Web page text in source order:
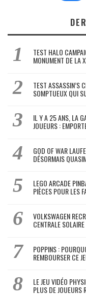
TEST HALO
MONUMENT DE LA
TEST ASSASSIN’S
SOMPTUEUX QUI
IL Y A 25 ANS, LA
JOUEURS :
GOD OF WAR
DÉSORMAIS
LEGO ARCADE
PIÈCES POUR LES
VOLKSWAGEN
CENTRALE
POPPINS :
REMBOURSER CE
LE JEU VIDÉO
PLUS DE JOUEURS